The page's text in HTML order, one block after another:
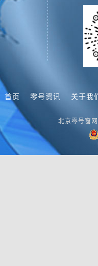
首页 零号资讯 关于我
北京零号窗